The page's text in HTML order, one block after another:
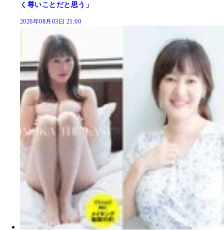
く尊いことだと思う」
2026年08月03日 21:00